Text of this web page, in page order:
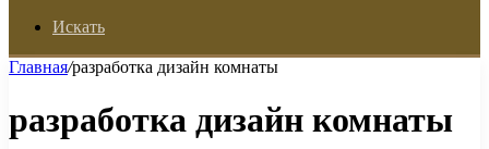
Искать
Главная/разработка дизайн комнаты
разработка дизайн комнаты